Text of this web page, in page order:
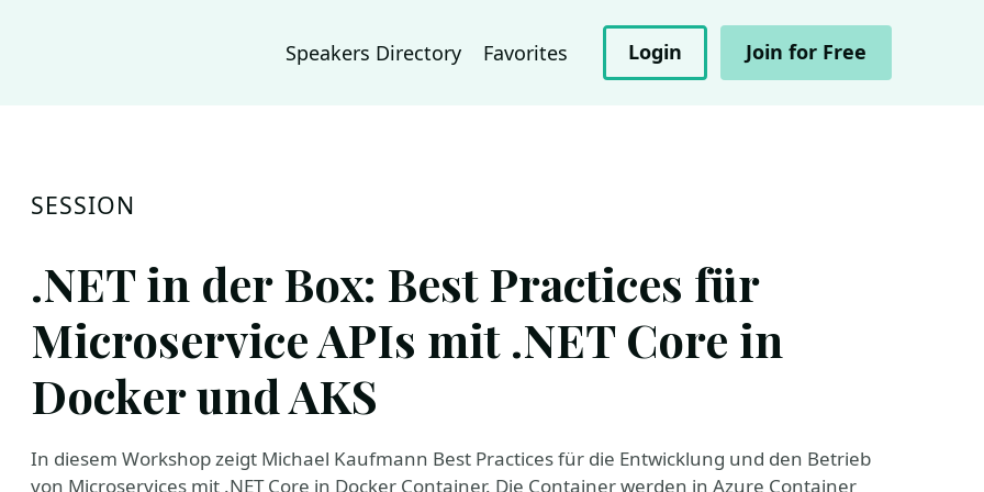
Speakers Directory Favorites Login Join for Free
SESSION
.NET in der Box: Best Practices für
Microservice APIs mit .NET Core in
Docker und AKS
In diesem Workshop zeigt Michael Kaufmann Best Practices für die Entwicklung und den Betrieb
von Microservices mit .NET Core in Docker Container. Die Container werden in Azure Container